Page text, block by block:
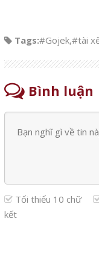
Tags:#Gojek,#tài
Bình luận
Tối thiểu 10 chữ
kết